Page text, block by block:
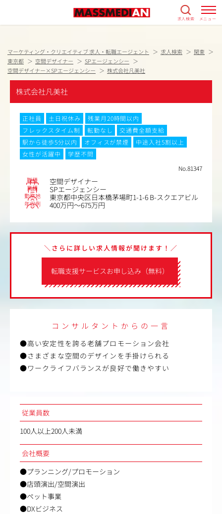
求人検索 メニュー
マーケティング・クリエイティブ 求人・転職エージェント 求人検索
関東
東京都
空間デザイナー
SPエージェンシー
空間デザイナー×SPエージェンシー
株式会社凡美社
株式会社凡美社
正社員 土日祝休み
残業月20時間以内
フレックスタイム制
転勤なし
交通費全額支給
駅から徒歩5分以内
オフィスが禁煙
中途入社5割以上
女性が活躍中
学歴不問
No.81347
職種 空間デザイナー
業種 SPエージェンシー
勤務地 東京都中央区日本橋茅場町1-1-6 B-スクエアビル
年収例 400万円～675万円
転職支援サービスお申し込み（無料）
＼さらに詳しい求人情報が聞けます！／
コンサルタントからの一言
●高い安定性を誇る老舗プロモーション会社
●さまざまな空間のデザインを手掛けられる
●ワークライフバランスが良好で働きやすい
従業員数
100人以上200人未満
会社概要
●プランニング/プロモーション
●店頭演出/空間演出
●ペット事業
●DXビジネス